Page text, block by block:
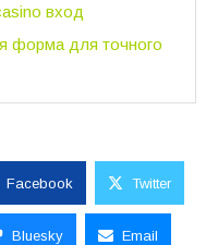
вход
форма для точного
Facebook Twitter
Bluesky Email